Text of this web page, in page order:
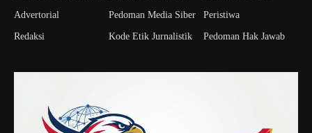
Advertorial
Redaksi
Pedoman Media Siber
Kode Etik Jurnalistik
Peristiwa
Pedoman Hak Jawab